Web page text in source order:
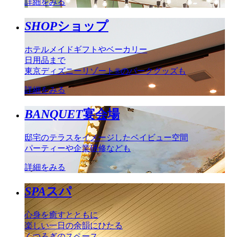
詳細をみる
SHOPショップ
ホテルメイドギフトやベーカリー
日用品まで
東京ディズニーリゾート®のパークグッズも
詳細をみる
BANQUET宴会場
邸宅のテラスをイメージしたベイビュー空間
パーティーや企業研修なども
詳細をみる
SPAスパ
心身を癒すとともに
楽しい一日の余韻にひたる